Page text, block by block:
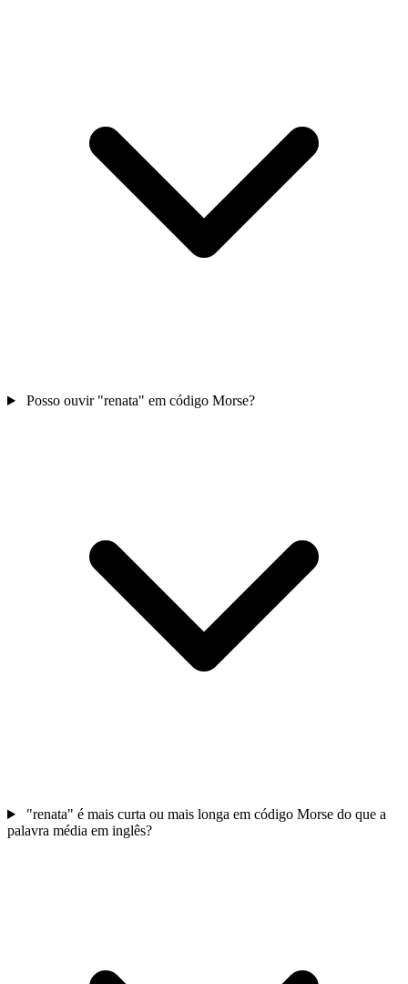
Posso ouvir "renata" em código Morse?
"renata" é mais curta ou mais longa em código Morse do que a
palavra média em inglês?